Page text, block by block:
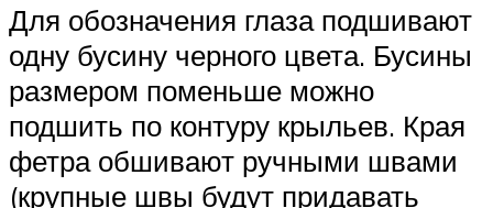
Для обозначения глаза подшивают
одну бусину черного цвета. Бусины
размером поменьше можно
подшить по контуру крыльев. Края
фетра обшивают ручными швами
(крупные швы будут придавать